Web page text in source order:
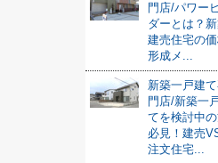
門店/パワー
ダーとは？
建売住宅の
形成メ...
新築一戸建
門店/新築一
てを検討中
必見！建売
注文住宅...